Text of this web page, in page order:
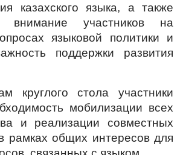
казахского языка, а также
внимание участников на
языковой политики и
поддержки развития
круглого стола участники
мобилизации всех
и реализации совместных
рамках общих интересов для